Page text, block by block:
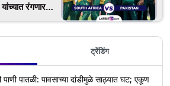
रंगणार
ट्रेंडिंग
पातळी: पावसाच्या दांडीमुळे साठ्यात घट; एकूण